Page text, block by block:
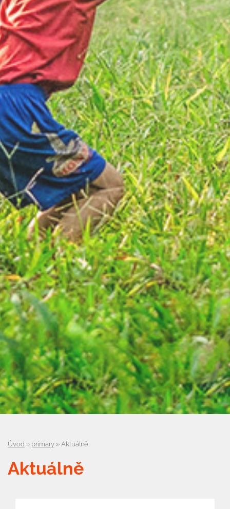
Úvod » primary » Aktuálně
Aktuálně